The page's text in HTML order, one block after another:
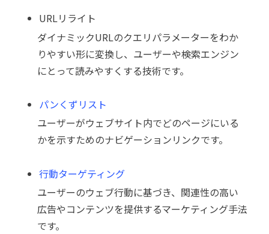
URLリライト
ダイナミックURLのクエリパラメーターをわか
りやすい形に変換し、ユーザーや検索エンジン
にとって読みやすくする技術です。
パンくずリスト
ユーザーがウェブサイト内でどのページにいる
かを示すためのナビゲーションリンクです。
行動ターゲティング
ユーザーのウェブ行動に基づき、関連性の高い
広告やコンテンツを提供するマーケティング手法
です。